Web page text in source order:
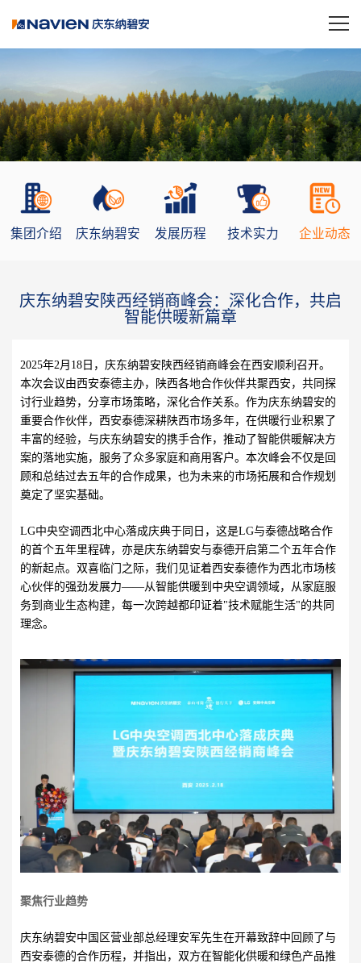
集团介绍 庆东纳碧安 发展历程 技术实力 企业动态
庆东纳碧安陕西经销商峰会：深化合作，共启
智能供暖新篇章
2025年2月18日，庆东纳碧安陕西经销商峰会在西安顺利召开。
本次会议由西安泰德主办，陕西各地合作伙伴共聚西安，共同探
讨行业趋势，分享市场策略，深化合作关系。作为庆东纳碧安的
重要合作伙伴，西安泰德深耕陕西市场多年，在供暖行业积累了
丰富的经验，与庆东纳碧安的携手合作，推动了智能供暖解决方
案的落地实施，服务了众多家庭和商用客户。本次峰会不仅是回
顾和总结过去五年的合作成果，也为未来的市场拓展和合作规划
奠定了坚实基础。
LG中央空调西北中心落成庆典于同日，这是LG与泰德战略合作
的首个五年里程碑，亦是庆东纳碧安与泰德开启第二个五年合作
的新起点。双喜临门之际，我们见证着西安泰德作为西北市场核
心伙伴的强劲发展力——从智能供暖到中央空调领域，从家庭服
务到商业生态构建，每一次跨越都印证着"技术赋能生活"的共同
理念。
聚焦行业趋势
庆东纳碧安中国区营业部总经理安军先生在开幕致辞中回顾了与
西安泰德的合作历程，并指出，双方在智能化供暖和绿色产品推